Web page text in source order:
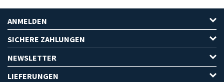
ANMELDEN
SICHERE ZAHLUNGEN
NEWSLETTER
LIEFERUNGEN